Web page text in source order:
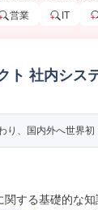
営業 IT
ト 社内シス
り、国内外へ世界
する基礎的な知